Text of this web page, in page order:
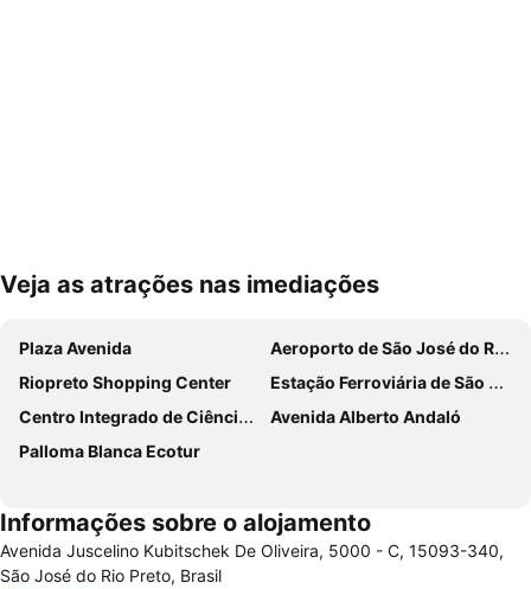
Ampliar mapa
Veja as atrações nas imediações
Plaza Avenida
Aeroporto de São José do Rio Preto
Riopreto Shopping Center
Estação Ferroviária de São José do Rio Preto
Centro Integrado de Ciência e Cultura
Avenida Alberto Andaló
Palloma Blanca Ecotur
Informações sobre o alojamento
Avenida Juscelino Kubitschek De Oliveira, 5000 - C, 15093-340,
São José do Rio Preto, Brasil